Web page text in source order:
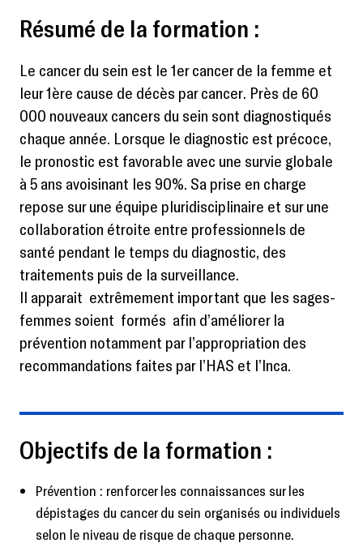
Résumé de la formation :
Le cancer du sein est le 1er cancer de la femme et
leur 1ère cause de décès par cancer. Près de 60
000 nouveaux cancers du sein sont diagnostiqués
chaque année. Lorsque le diagnostic est précoce,
le pronostic est favorable avec une survie globale
à 5 ans avoisinant les 90%. Sa prise en charge
repose sur une équipe pluridisciplinaire et sur une
collaboration étroite entre professionnels de
santé pendant le temps du diagnostic, des
traitements puis de la surveillance.
Il apparait extrêmement important que les sages-
femmes soient formés afin d’améliorer la
prévention notamment par l’appropriation des
recommandations faites par l’HAS et l’Inca.
Objectifs de la formation :
Prévention : renforcer les connaissances sur les
dépistages du cancer du sein organisés ou individuels
selon le niveau de risque de chaque personne.